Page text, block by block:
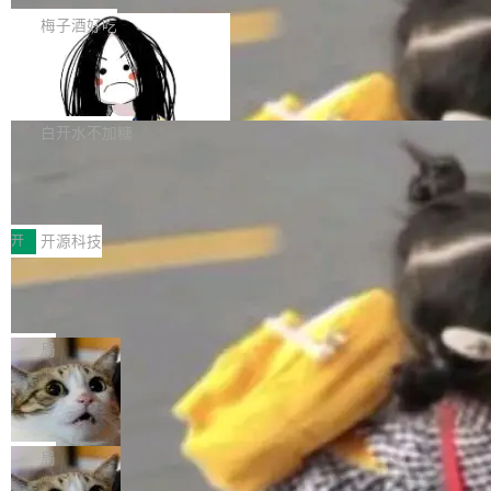
提交的编辑请求也长期处于待处理状态。 Groki
pedia 于去年底上线，定位为由人工智能生成内
容的百科平台，被马斯克视为传统众包百科网站
维基百科的替代方案。Lawfare 调查发现，无论
热门页面还是低关注度页面，均未出现近期更
是这样的：配 MessageSource 的 Bean、写 R
eloadableResourceBundleMessageSource、
声明 LocaleResolver、注册 LocaleChangeInt
erceptor…五六步之后才能看到第一行翻译文
本。 Solon 换了个方式。整个 i18n 模块围绕三
梅子酒好吃
Apache Doris 4.1 全面增强 Iceberg：
支持 UPDATE、MERGE INTO 与 Iceb
erg V3
Apache Doris 4.1 要补齐的，正是缺失的那一
半。在已有查询能力的基础上，Doris 进一步支
常维护操作，并完整支持 Iceberg V3 格式。
白开水不加糖
村国家自主创新示范区会议中心开幕。本届大会
由中关村智联软件服务业质量创新联盟主办，以
“智构可信·质创未来——AI原生时代的质量新范
式”为主题，直面AI从实验室走向规模化产业落地
的核心质量命题。会上，《2026智能研发生产力
工具选型手册》发布，Testin云测的Testin XAge
nt智能测试系统入选AI测试领域代表产品。对CI
O而言，这提示了一个转变：AI测试正在从效率
工具升级为企业的质量基础设施。 CIO面对的新
现实 过去两年，CIO们的焦虑清单上多了两项：
开 开源科技
让非法状态不可表示：一篇关于 ADT
有一种东西，一旦用过就回不去了。Alex Fedos
eev 管它叫"软件设计的基石"。 他说的东西不新
鲜——代数数据类型（ADT），尤其是和类型
（sum type）。但他说清楚了一件事：这不是类
型系统的学术体操，是日常编码的思维方式。 文
章从一个简单的例子切入。一个网站的深色主题
设置，如果用布尔值 + 可空字段来表示——bool
局
Cloudflare 开源内部企业 AI 平台 Clou
dflare OS
Cloudflare 发布了一个开源项目 Cloudflare O
S。如果你只看官方博客，你会觉得这是又一
个"AI 知识库 + 聊天机器人"——每个大厂都在
局